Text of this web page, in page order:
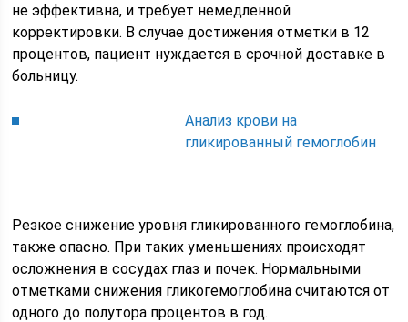
не эффективна, и требует немедленной
корректировки. В случае достижения отметки в 12
процентов, пациент нуждается в срочной доставке в
больницу.
Анализ крови на
гликированный гемоглобин
Резкое снижение уровня гликированного гемоглобина,
также опасно. При таких уменьшениях происходят
осложнения в сосудах глаз и почек. Нормальными
отметками снижения гликогемоглобина считаются от
одного до полутора процентов в год.